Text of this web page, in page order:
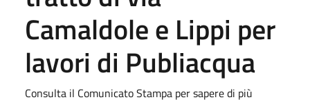
Camaldole e Lippi per
lavori di Publiacqua
Consulta il Comunicato Stampa per sapere di più